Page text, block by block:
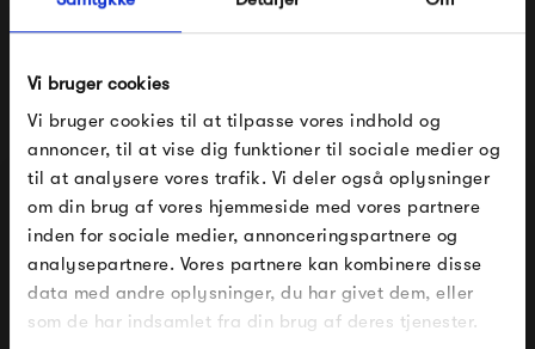
Vi bruger cookies
Vi bruger cookies til at tilpasse vores indhold og
annoncer, til at vise dig funktioner til sociale medier og
til at analysere vores trafik. Vi deler også oplysninger
om din brug af vores hjemmeside med vores partnere
inden for sociale medier, annonceringspartnere og
analysepartnere. Vores partnere kan kombinere disse
data med andre oplysninger, du har givet dem, eller
som de har indsamlet fra din brug af deres tjenester.
Montana Free 330000
9 495,00 kr
Montana Free 300000
6 930,00 kr
FÅ 10% PÅ DIN NÆSTE ORDRE
Indtast din e-mail, så sender vi rabatkoden til dig på
mail. Minimumsbeløb er 499 kr. for at indløse
rabatten.